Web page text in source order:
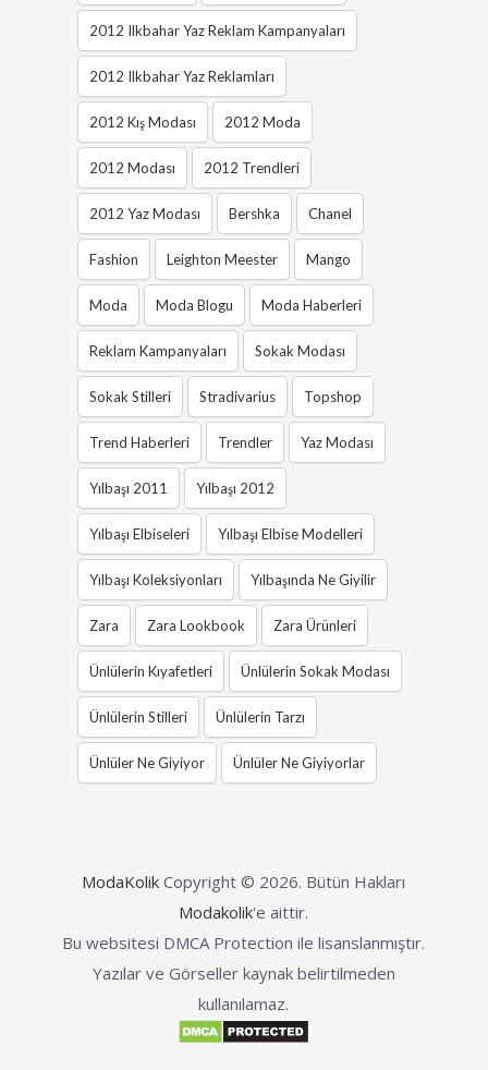
2012 Ilkbahar Yaz Reklam Kampanyaları
2012 Ilkbahar Yaz Reklamları
2012 Kış Modası 2012 Moda
2012 Modası 2012 Trendleri
2012 Yaz Modası Bershka Chanel
Fashion Leighton Meester Mango
Moda Moda Blogu Moda Haberleri
Reklam Kampanyaları Sokak Modası
Sokak Stilleri Stradivarius Topshop
Trend Haberleri Trendler Yaz Modası
Yılbaşı 2011 Yılbaşı 2012
Yılbaşı Elbiseleri Yılbaşı Elbise Modelleri
Yılbaşı Koleksiyonları Yılbaşında Ne Giyilir
Zara Zara Lookbook Zara Ürünleri
Ünlülerin Kıyafetleri Ünlülerin Sokak Modası
Ünlülerin Stilleri Ünlülerin Tarzı
Ünlüler Ne Giyiyor Ünlüler Ne Giyiyorlar
ModaKolik Copyright © 2026. Bütün Hakları
Modakolik'e aittir.
Bu websitesi DMCA Protection ile lisanslanmıştır.
Yazılar ve Görseller kaynak belirtilmeden
kullanılamaz.